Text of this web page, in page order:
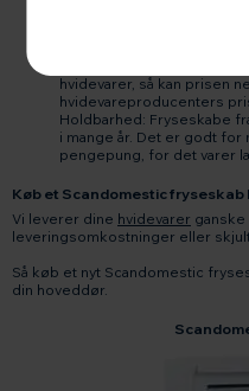
under 40 l til det
hvidevarer, så kan prisen
hvidevareproducenters
Holdbarhed: Fryseskabe
i mange år. Det er godt
pengepung, for det varer
Køb et Scandomestic
Vi leverer dine hvidevarer
leveringsomkostninger eller
Så køb et nyt Scandomestic
din hoveddør.